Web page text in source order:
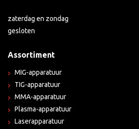
zaterdag en zondag
gesloten
Assortiment
MIG-apparatuur
TIG-apparatuur
MMA-apparatuur
Plasma-apparatuur
Laserapparatuur